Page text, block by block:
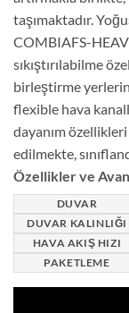
taşımaktadır.
COMBIAFS-
sıkıştırılabilme
birleştirme
flexible hava
dayanım özellikleri
edilmekte,
Özellikler ve
DUVAR
DUVAR KALINLIĞI
HAVA AKIŞ HIZI
PAKETLEME